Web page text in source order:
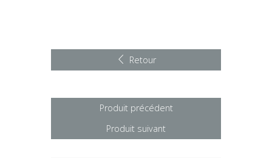
Retour
Produit précédent
Produit suivant